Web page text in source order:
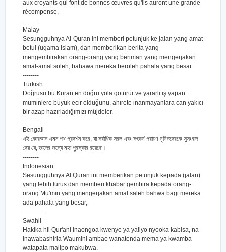
aux croyants qui font de bonnes œuvres qu'ils auront une grande
récompense,
-------
Malay
Sesungguhnya Al-Quran ini memberi petunjuk ke jalan yang amat
betul (ugama Islam), dan memberikan berita yang
mengembirakan orang-orang yang beriman yang mengerjakan
amal-amal soleh, bahawa mereka beroleh pahala yang besar.
--------
Turkish
Doğrusu bu Kuran en doğru yola götürür ve yararlı iş yapan
müminlere büyük ecir olduğunu, ahirete inanmayanlara can yakıcı
bir azap hazırladığımızı müjdeler.
--------
Bengali
এই কোরআন এমন পথ প্রদর্শন করে, যা সর্বাধিক সরল এবং সৎকর্ম পরায়ণ মুমিনদেরকে সুসংবাদ
দেয় যে, তাদের জন্যে মহা পুরস্কার রয়েছে।
--------
Indonesian
Sesungguhnya Al Quran ini memberikan petunjuk kepada (jalan)
yang lebih lurus dan memberi khabar gembira kepada orang-
orang Mu'min yang mengerjakan amal saleh bahwa bagi mereka
ada pahala yang besar,
-----------
Swahil
Hakika hii Qur'ani inaongoa kwenye ya yaliyo nyooka kabisa, na
inawabashiria Waumini ambao wanatenda mema ya kwamba
watapata malipo makubwa.